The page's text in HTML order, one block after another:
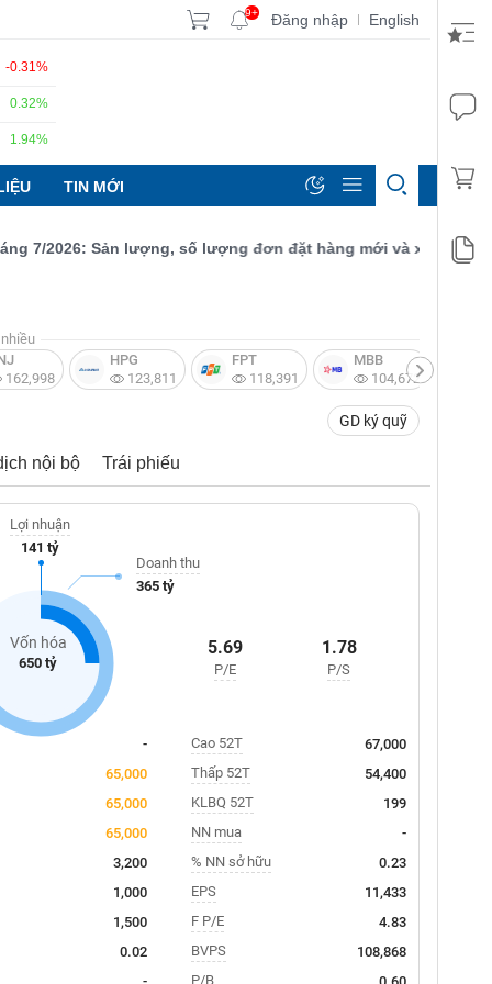
9+ Đăng nhập | English
-0.31%
0.32%
1.94%
TIN MỚI
2026: Sản lượng, số lượng đơn đặt hàng mới và xuất khẩu đều
162,998
HPG
123,811
FPT
118,391
MBB
104,672
GD ký quỹ
nội bộ Trái phiếu
Vốn hóa
650 tỷ
Lợi nhuận
141 tỷ
Doanh thu
365 tỷ
5.69
P/E
1.78
P/S
-
65,000
65,000
65,000
3,200
1,000
1,500
0.02
-
Cao 52T
67,000
Thấp 52T
54,400
KLBQ 52T
199
NN mua
-
% NN sở hữu
0.23
EPS
11,433
F P/E
4.83
BVPS
108,868
P/B
0.60